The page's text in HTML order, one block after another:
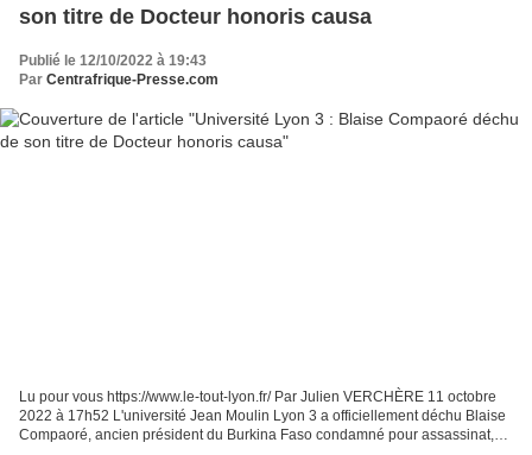
son titre de Docteur honoris causa
Publié le 12/10/2022 à 19:43
Par Centrafrique-Presse.com
Lu pour vous https://www.le-tout-lyon.fr/ Par Julien VERCHÈRE 11 octobre
2022 à 17h52 L'université Jean Moulin Lyon 3 a officiellement déchu Blaise
Compaoré, ancien président du Burkina Faso condamné pour assassinat,